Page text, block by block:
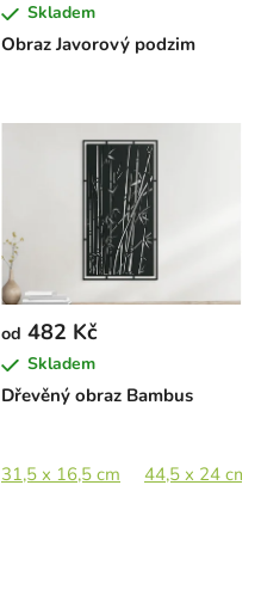
Obraz Javorový podzim
Skladem
Dřevěný obraz Bambus
od 482 Kč
Skladem
31,5 x 16,5 cm 44,5 x 24 cm